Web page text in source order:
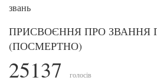
звань
ПРИСВОЄННЯ ПРО ЗВАННЯ
(ПОСМЕРТНО)
25137 голосів